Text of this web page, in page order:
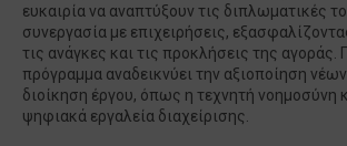
ευκαιρία να αναπτύξουν τις διπλωματικές
συνεργασία με επιχειρήσεις,
τις ανάγκες και τις προκλήσεις της αγοράς​.
πρόγραμμα αναδεικνύει την αξιοποίηση
διοίκηση έργου, όπως η τεχνητή νοημοσύνη
ψηφιακά εργαλεία διαχείρισης​.